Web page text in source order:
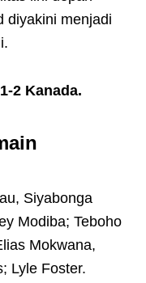
diyakini menjadi
2 Kanada.
Siyabonga
Modiba; Teboho
Mokwana,
Lyle Foster.